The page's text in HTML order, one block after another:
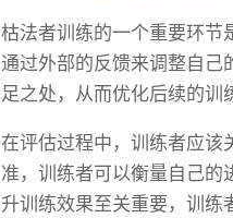
枯法者训练的一个重要环节
通过外部的反馈来调整自己
足之处，从而优化后续的训
在评估过程中，训练者应该
准，训练者可以衡量自己
升训练效果至关重要，训练